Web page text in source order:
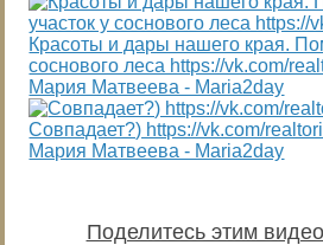
Красоты и дары нашего края.
соснового леса https://vk.com/
Мария Матвеева - Maria2day
Совпадает?) https://vk.com/
Мария Матвеева - Maria2day
Поделитесь этим